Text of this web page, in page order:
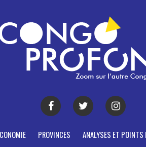
PROVINCES ANALYSES ET POINTS